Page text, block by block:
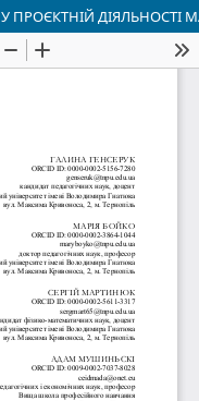
ПРОЄКТНІЙ ДІЯЛЬНОСТІ